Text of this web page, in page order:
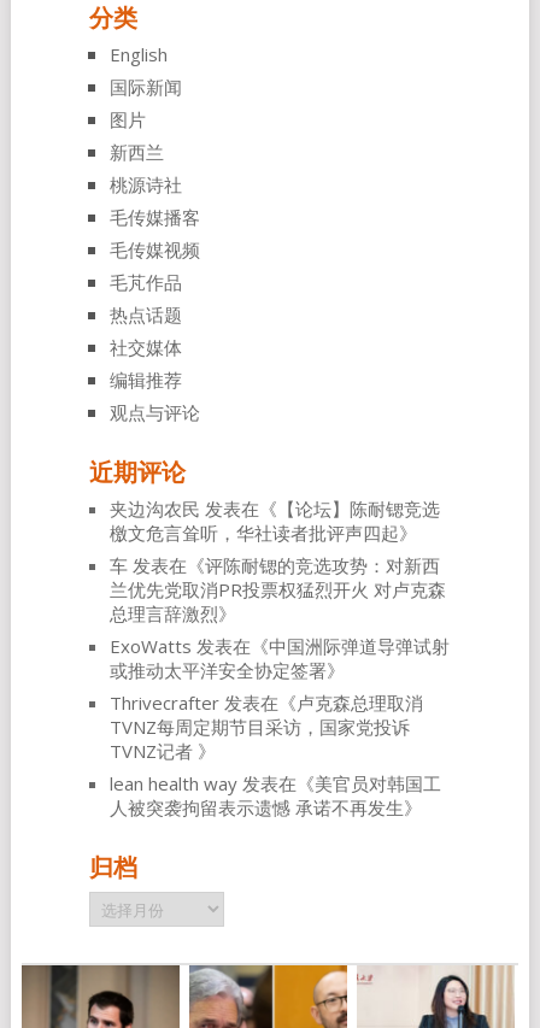
分类
English
国际新闻
图片
新西兰
桃源诗社
毛传媒播客
毛传媒视频
毛芃作品
热点话题
社交媒体
编辑推荐
观点与评论
近期评论
夹边沟农民 发表在《 【论坛】陈耐锶竞选
檄文危言耸听，华社读者批评声四起》
车发表在《评陈耐锶的竞选攻势：对新西
兰优先党取消PR投票权猛烈开火 对卢克森
总理言辞激烈》
ExoWatts 发表在《中国洲际弹道导弹试射
或推动太平洋安全协定签署》
Thrivecrafter发表在《卢克森总理取消
TVNZ每周定期节目采访，国家党投诉
TVNZ记者 》
lean health way发表在《美官员对韩国工
人被突袭拘留表示遗憾 承诺不再发生》
归档
归
档